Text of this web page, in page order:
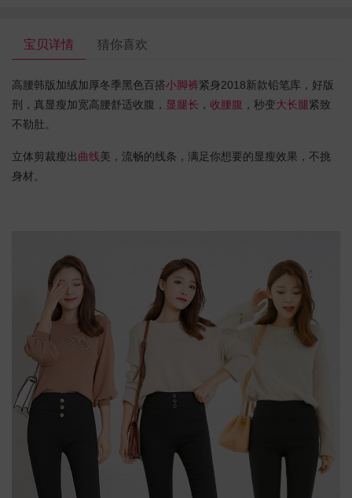
宝贝详情 猜你喜欢
高腰韩版加绒加厚冬季黑色百搭小脚裤紧身2018新款铅笔库，好版
刑，真显瘦加宽高腰舒适收腹， 显腿长 ， 收腰腹 ，秒变大长腿紧致
不勒肚。
立体剪裁瘦出曲线美，流畅的线条，满足你想要的显瘦效果，不挑
身材。